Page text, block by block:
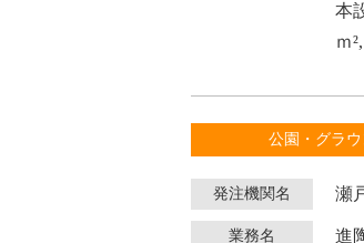
本
ｍ
公園・グラ
発注機関名 瀬
業務名 進